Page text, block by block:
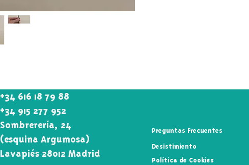
+34 616 18 79 88
+34 915 277 952
Sombrerería, 24
(esquina Argumosa)
Lavapiés 28012 Madrid
Preguntas Frecuentes
Desistimiento
Política de Cookies